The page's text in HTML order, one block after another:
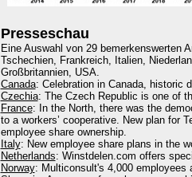
Presseschau
Eine Auswahl von 29 bemerkenswerten
Tschechien, Frankreich, Italien,
Großbritannien, USA.
Canada: Celebration in Canada, historic
Czechia: The Czech Republic is one of
France: In the North, there was the
to a workers’ cooperative. New plan for
employee share ownership.
Italy: New employee share plans in the
Netherlands: Winstdelen.com offers
Norway: Multiconsult's 4,000 employees